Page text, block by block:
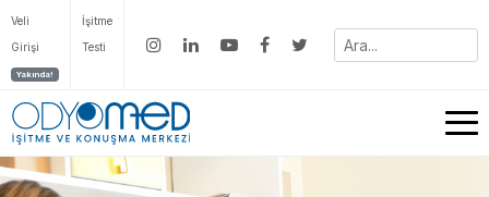
Veli
Girişi
Yakında!
İşitme
Testi